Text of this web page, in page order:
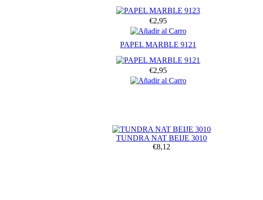
€2,95
PAPEL MARBLE 9121
€2,95
TUNDRA NAT BEIJE 3010
€8,12